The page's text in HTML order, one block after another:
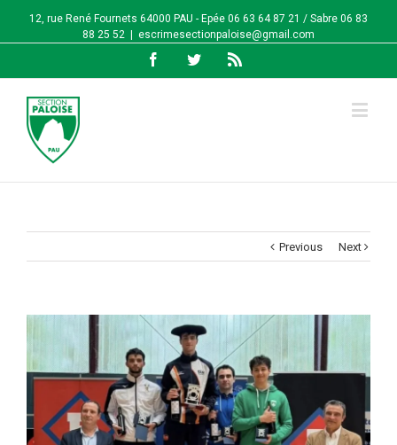
12, rue René Fournets 64000 PAU - Epée 06 63 64 87 21 / Sabre 06 83
88 25 52
escrimesectionpaloise@gmail.com
FacebookTwitter
Previous Next
View
Larger
Image